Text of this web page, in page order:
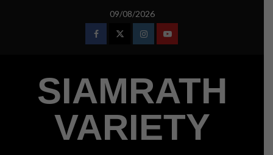
09/08/2026
FacebookTwitterInstagramYoutube
SIAMRATH
VARIETY